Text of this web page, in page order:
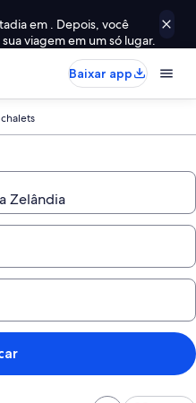
em . Depois, você
viagem em um só lugar.
Baixar app